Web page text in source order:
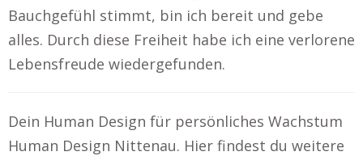
Bauchgefühl stimmt, bin ich bereit und gebe
alles. Durch diese Freiheit habe ich eine verlorene
Lebensfreude wiedergefunden.
Dein Human Design für persönliches Wachstum
Human Design Nittenau. Hier findest du weitere